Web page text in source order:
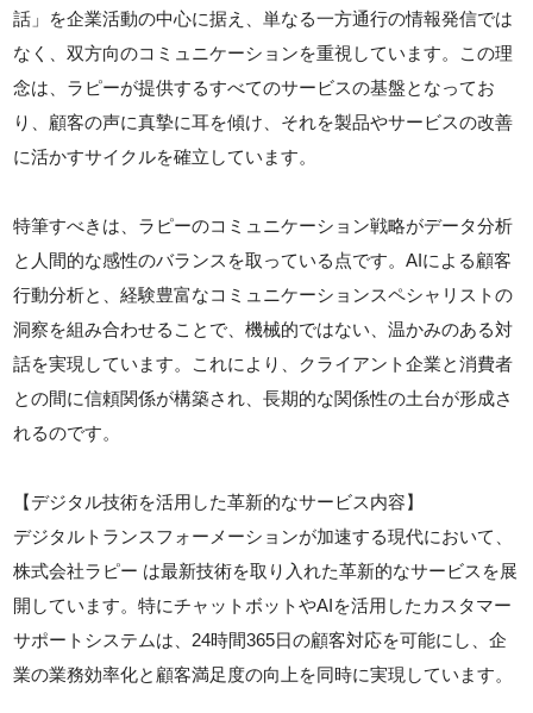
話」を企業活動の中心に据え、単なる一方通行の情報発信では
なく、双方向のコミュニケーションを重視しています。この理
念は、ラピーが提供するすべてのサービスの基盤となってお
り、顧客の声に真摯に耳を傾け、それを製品やサービスの改善
に活かすサイクルを確立しています。
特筆すべきは、ラピーのコミュニケーション戦略がデータ分析
と人間的な感性のバランスを取っている点です。AIによる顧客
行動分析と、経験豊富なコミュニケーションスペシャリストの
洞察を組み合わせることで、機械的ではない、温かみのある対
話を実現しています。これにより、クライアント企業と消費者
との間に信頼関係が構築され、長期的な関係性の土台が形成さ
れるのです。
【デジタル技術を活用した革新的なサービス内容】
デジタルトランスフォーメーションが加速する現代において、
株式会社ラピー は最新技術を取り入れた革新的なサービスを展
開しています。特にチャットボットやAIを活用したカスタマー
サポートシステムは、24時間365日の顧客対応を可能にし、企
業の業務効率化と顧客満足度の向上を同時に実現しています。